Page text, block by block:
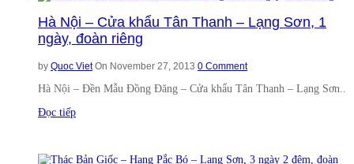
Hà Nội – Cửa khẩu Tân Thanh – Lạng Sơn, 1
ngày, đoàn riêng
by Quoc Viet On November 27, 2013 0 Comment
Hà Nội – Đền Mẫu Đồng Đăng – Cửa khẩu Tân Thanh – Lạng Sơn..
Đọc tiếp